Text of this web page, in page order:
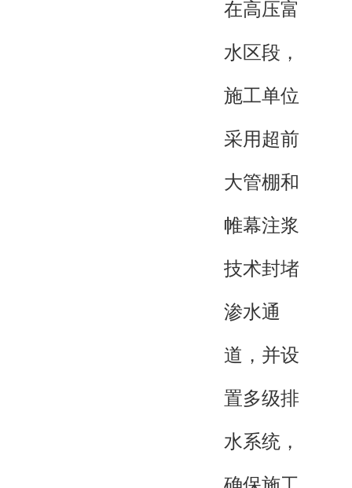
在高压富
水区段，
施工单位
采用超前
大管棚和
帷幕注浆
技术封堵
渗水通
道，并设
置多级排
水系统，